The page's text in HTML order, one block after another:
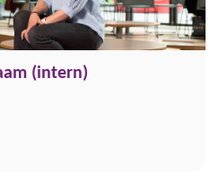
(intern)